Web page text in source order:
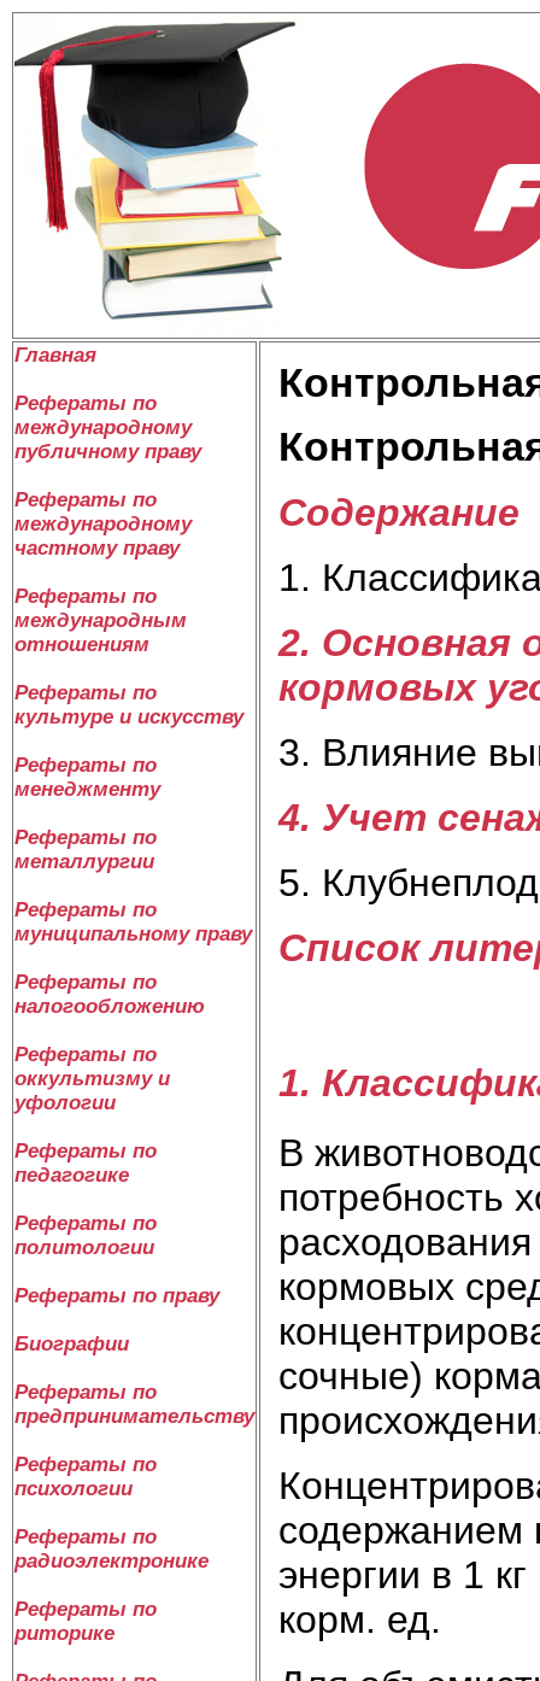
Главная
Рефераты по
международному
публичному праву
Рефераты по
международному
частному праву
Рефераты по
международным
отношениям
Рефераты по
культуре и искусству
Рефераты по
менеджменту
Рефераты по
металлургии
Рефераты по
муниципальному праву
Рефераты по
налогообложению
Рефераты по
оккультизму и
уфологии
Рефераты по
педагогике
Рефераты по
политологии
Рефераты по праву
Биографии
Рефераты по
предпринимательству
Рефераты по
психологии
Рефераты по
радиоэлектронике
Рефераты по
риторике
Содержание
1.
2. Основная
кормовых
3. Влияние
4. Учет
5.
Список
1.
В
потребность
кормовых
сочные)
содержанием
энергии в 1
корм. ед.